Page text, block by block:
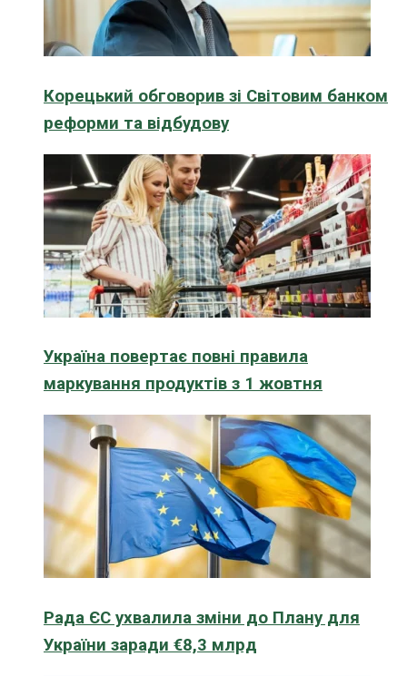
Корецький обговорив зі Світовим банком
реформи та відбудову
Україна повертає повні правила
маркування продуктів з 1 жовтня
Рада ЄС ухвалила зміни до Плану для
України заради €8,3 млрд